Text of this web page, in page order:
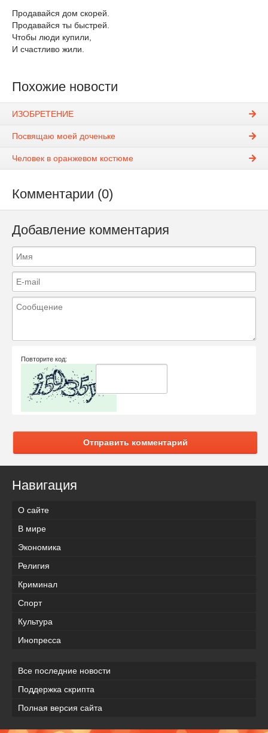
Продавайся дом скорей.
Продавайся ты быстрей.
Чтобы люди купили,
И счастливо жили.
Похожие новости
ИЗОБРЕТЕНИЕ
Посвящаю моей доченьке
Человек в оранжевом костюме
Комментарии (0)
Добавление комментария
Повторите код:
Отправить комментарий
Навигация
О сайте
В мире
Экономика
Религия
Криминал
Спорт
Культура
Инопресса
Все последние новости
Поддержка скрипта
Полная версия сайта